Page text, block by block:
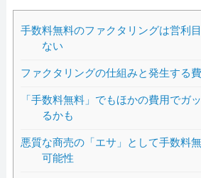
手数料無料のファクタリングは営利
ない
ファクタリングの仕組みと発生する
「手数料無料」でもほかの費用でガ
るかも
悪質な商売の「エサ」として手数料
可能性